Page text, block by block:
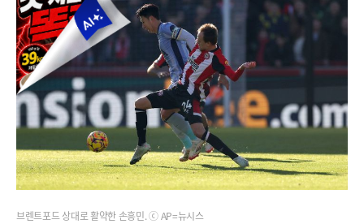
브렌트포드 상대로 활약한 손흥민. ⓒ AP=뉴시스